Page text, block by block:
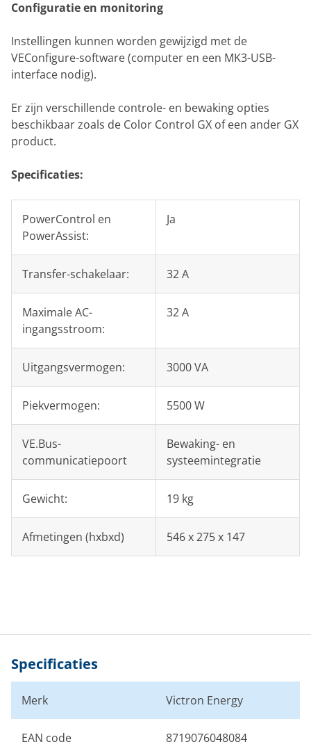
Configuratie en monitoring
Instellingen kunnen worden gewijzigd met de
VEConfigure-software (computer en een MK3-USB-
interface nodig).
Er zijn verschillende controle- en bewaking opties
beschikbaar zoals de Color Control GX of een ander GX
product.
Specificaties:
PowerControl en
PowerAssist:
Ja
Transfer-schakelaar: 32 A
Maximale AC-
ingangsstroom:
32 A
Uitgangsvermogen: 3000 VA
Piekvermogen: 5500 W
VE.Bus-
communicatiepoort
Bewaking- en
systeemintegratie
Gewicht: 19 kg
Afmetingen (hxbxd) 546 x 275 x 147
Specificaties
Merk Victron Energy
EAN code 8719076048084